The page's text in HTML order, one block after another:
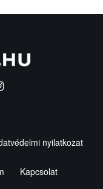
nyilatkozat
Kapcsolat